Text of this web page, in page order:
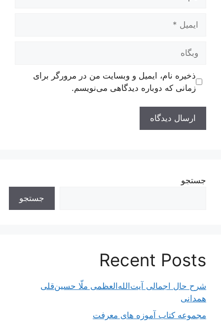
وبگاه
ذخیره نام، ایمیل و وبسایت من در مرورگر برای
زمانی که دوباره دیدگاهی می‌نویسم.
جستجو
جستجو
Recent Posts
شرح حال اجمالی آیت‌الله‌العظمی ملّا حسین‌قلی
همدانی
مجموعه کتاب آموزه های معرفت